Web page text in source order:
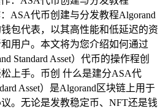
ASA代币创建与分发教程Algorand
包代表，以其高性能和低延迟的资
用户。本文将为您介绍如何通过
Standard Asset）代币的操作程创
上手。币创 什么是建分ASA代
Asset）是Algorand区块链上用于
。无论是发教稳定币、NFT还是钱